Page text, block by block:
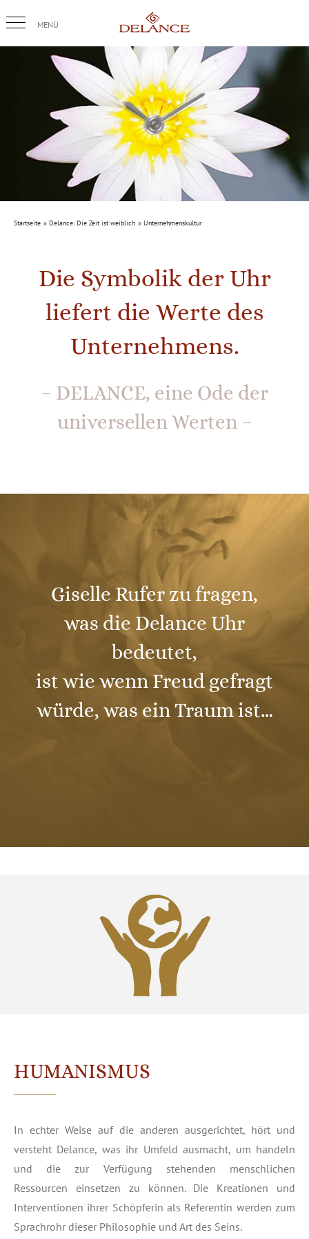
to
content
Startseite Delance: Die Zeit ist weiblich Unternehmenskultur
Die Symbolik der Uhr
liefert die Werte des
Unternehmens.
– DELANCE, eine Ode der
universellen Werten –
Giselle Rufer zu fragen,
was die Delance Uhr
bedeutet,
ist wie wenn Freud gefragt
würde, was ein Traum ist…
HUMANISMUS
In echter Weise auf die anderen ausgerichtet, hört und
versteht Delance, was ihr Umfeld ausmacht, um handeln
und die zur Verfügung stehenden menschlichen
Ressourcen einsetzen zu können. Die Kreationen und
Interventionen ihrer Schöpferin als Referentin werden zum
Sprachrohr dieser Philosophie und Art des Seins.